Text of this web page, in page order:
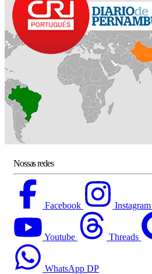
Nossas redes
Facebook Instagram
Youtube Threads
WhatsApp DP